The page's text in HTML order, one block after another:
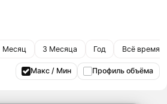
Месяц 3 Месяца Год Всё время
Макс / Мин Профиль объёма